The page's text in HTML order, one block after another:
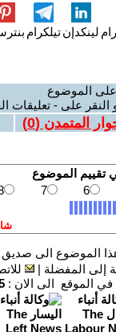
لينكدإنتيلكرام
على الموضوع
النقر على - تعليقات
المتمدن (0
)
الموضوع الى
إلى المفضلة |
الموقع الى الان :